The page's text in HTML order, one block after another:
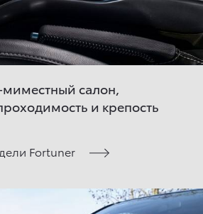
салон,
и крепость
Fortuner